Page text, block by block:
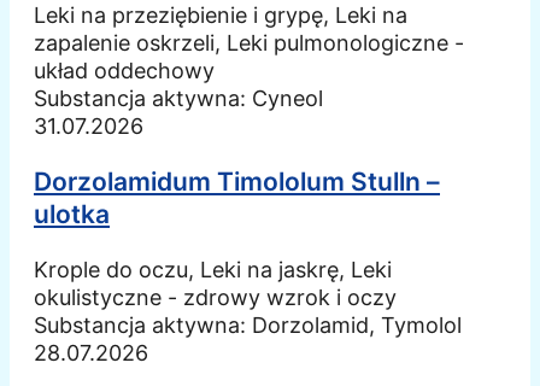
Leki na przeziębienie i grypę, Leki na
zapalenie oskrzeli, Leki pulmonologiczne -
układ oddechowy
Substancja aktywna: Cyneol
31.07.2026
Dorzolamidum Timololum Stulln –
ulotka
Krople do oczu, Leki na jaskrę, Leki
okulistyczne - zdrowy wzrok i oczy
Substancja aktywna: Dorzolamid, Tymolol
28.07.2026